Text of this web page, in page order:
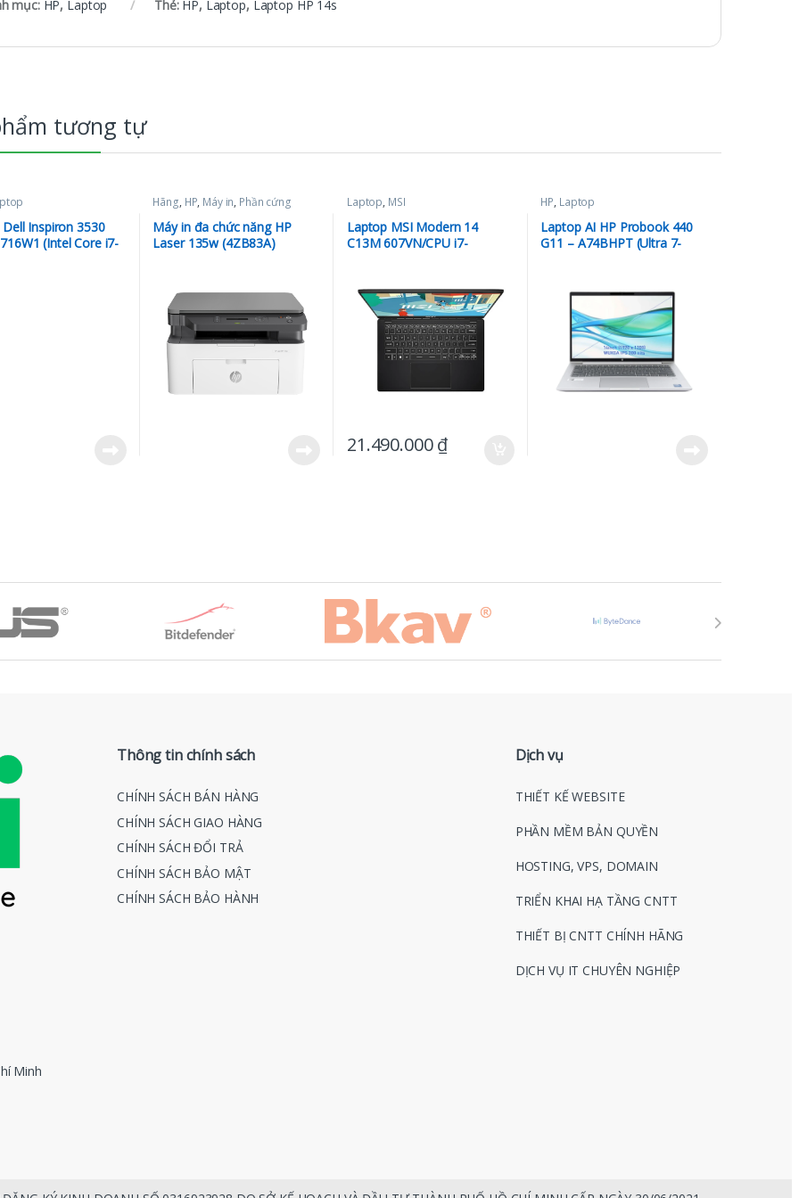
mục: HP, Laptop Thẻ: HP, Laptop, Laptop HP 14s
tương tự
Inspiron 3530
(Intel Core i7-
Hãng, HP, Máy in, Phần cứng
Máy in đa chức năng HP
Laser 135w (4ZB83A)
Laptop, MSI
Laptop MSI Modern 14
C13M 607VN/CPU i7-
PCIe/VGA Onboard/14.0 FHD
IPS/Win11
21.490.000₫
HP, Laptop
Laptop AI HP Probook 440
G11 – A74BHPT (Ultra 7-
SSD/Windows 11)
Minh
Thông tin chính sách
CHÍNH SÁCH BÁN HÀNG
CHÍNH SÁCH GIAO HÀNG
CHÍNH SÁCH ĐỔI TRẢ
CHÍNH SÁCH BẢO MẬT
CHÍNH SÁCH BẢO HÀNH
Dịch vụ
THIẾT KẾ WEBSITE
PHẦN MỀM BẢN QUYỀN
HOSTING, VPS, DOMAIN
TRIỂN KHAI HẠ TẦNG CNTT
THIẾT BỊ CNTT CHÍNH HÃNG
DỊCH VỤ IT CHUYÊN NGHIỆP